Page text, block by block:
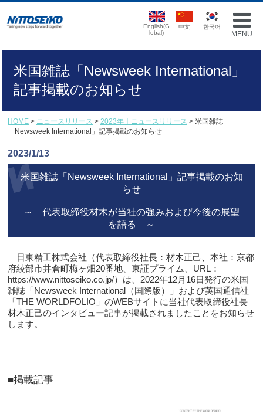
MENU
English(G
lobal)
中文 한국어
米国雑誌「Newsweek International」
記事掲載のお知らせ
HOME > ニュースリリース > 2023年｜ニュースリリース > 米国雑誌
「Newsweek International」記事掲載のお知らせ
2023/1/13
米国雑誌「Newsweek International」記事掲載のお知
らせ
～ 代表取締役材木が当社の強みおよび今後の展望
を語る ～
日東精工株式会社（代表取締役社長：材木正己、本社：京都
府綾部市井倉町梅ヶ畑20番地、東証プライム、URL：
https://www.nittoseiko.co.jp/）は、2022年12月16日発行の米国
雑誌「Newsweek International（国際版）」および英国通信社
「THE WORLDFOLIO」のWEBサイトに当社代表取締役社長
材木正己のインタビュー記事が掲載されましたことをお知らせ
します。
■掲載記事